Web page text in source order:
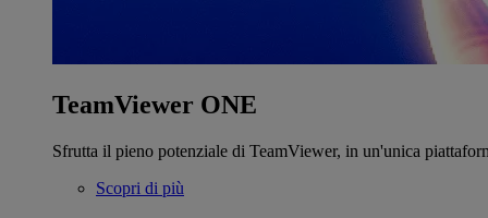
TeamViewer ONE
Sfrutta il pieno potenziale di TeamViewer, in un'unica
Scopri di più